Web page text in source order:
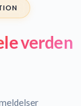
verden